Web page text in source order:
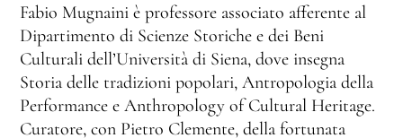
Fabio Mugnaini è professore associato afferente al
Dipartimento di Scienze Storiche e dei Beni
Culturali dell’Università di Siena, dove insegna
Storia delle tradizioni popolari, Antropologia della
Performance e Anthropology of Cultural Heritage.
Curatore, con Pietro Clemente, della fortunata